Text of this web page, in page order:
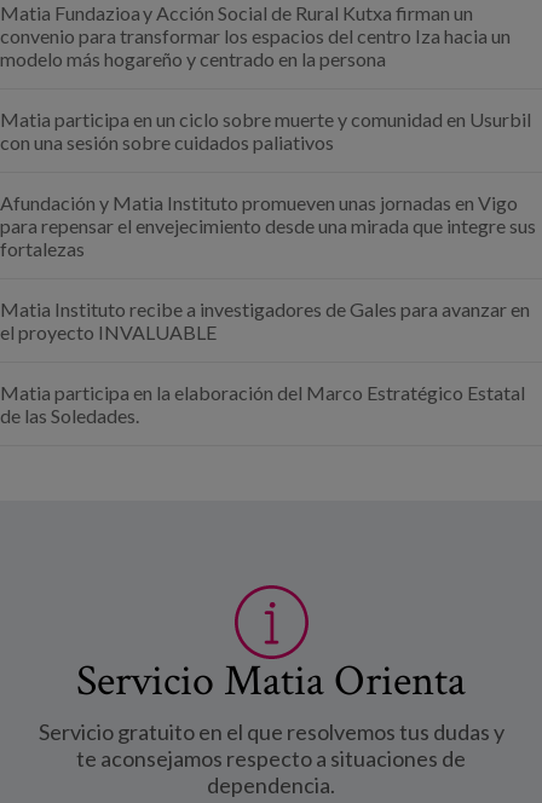
Matia Fundazioa y Acción Social de Rural Kutxa firman un
convenio para transformar los espacios del centro Iza hacia un
modelo más hogareño y centrado en la persona
Matia participa en un ciclo sobre muerte y comunidad en Usurbil
con una sesión sobre cuidados paliativos
Afundación y Matia Instituto promueven unas jornadas en Vigo
para repensar el envejecimiento desde una mirada que integre sus
fortalezas
Matia Instituto recibe a investigadores de Gales para avanzar en
el proyecto INVALUABLE
Matia participa en la elaboración del Marco Estratégico Estatal
de las Soledades.
Servicio Matia Orienta
Servicio gratuito en el que resolvemos tus dudas y
te aconsejamos respecto a situaciones de
dependencia.